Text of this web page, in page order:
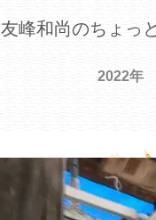
友峰和尚のちょっ
2022